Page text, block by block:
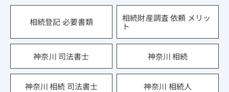
相続登記 必要書類
相続財産調査 依頼 メリッ
ト
神奈川 司法書士 神奈川 相続
神奈川 相続 司法書士 神奈川 相続人